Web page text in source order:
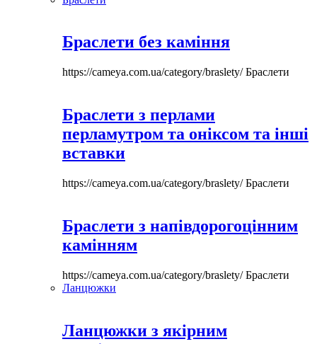
Браслети без каміння
https://cameya.com.ua/category/braslety/Браслети
Браслети з перлами
перламутром та оніксом та інші
вставки
https://cameya.com.ua/category/braslety/Браслети
Браслети з напівдорогоцінним
камінням
https://cameya.com.ua/category/braslety/Браслети
Ланцюжки
Ланцюжки з якірним